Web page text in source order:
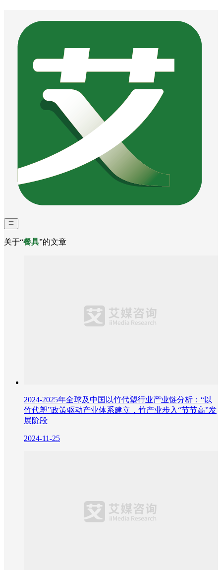
关于“餐具”的文章
2024-2025年全球及中国以竹代塑行业产业链分析：“以
竹代塑”政策驱动产业体系建立，竹产业步入“节节高”发
展阶段
2024-11-25